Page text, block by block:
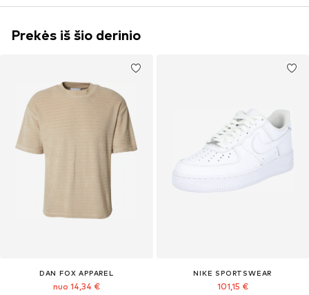
Prekės iš šio derinio
DAN FOX APPAREL
nuo 14,34 €
NIKE SPORTSWEAR
101,15 €